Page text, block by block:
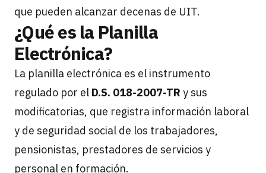
que pueden alcanzar decenas de UIT.
¿Qué es la Planilla
Electrónica?
La planilla electrónica es el instrumento
regulado por el D.S. 018-2007-TR y sus
modificatorias, que registra información laboral
y de seguridad social de los trabajadores,
pensionistas, prestadores de servicios y
personal en formación.